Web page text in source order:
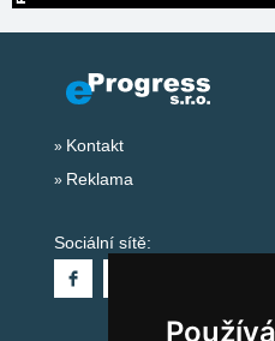
Kontakt
Reklama
Sociální sítě: